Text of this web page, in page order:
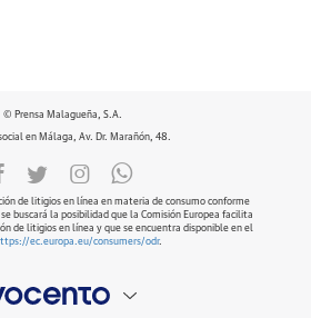
© Prensa Malagueña, S.A.
en Málaga, Av. Dr. Marañón, 48.
de litigios en línea en materia de consumo conforme
buscará la posibilidad que la Comisión Europea facilita
de litigios en línea y que se encuentra disponible en el
ec.europa.eu/consumers/odr.